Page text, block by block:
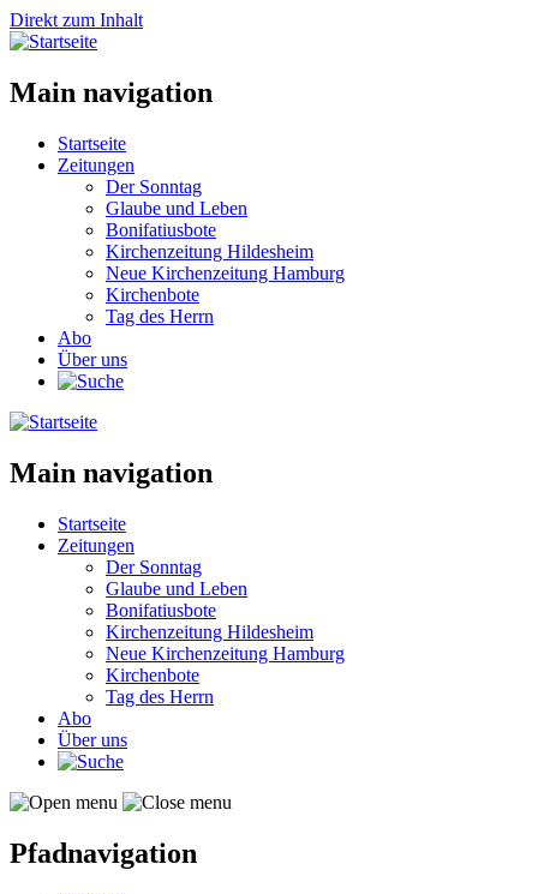
Direkt zum Inhalt
Main navigation
Startseite
Zeitungen
Der Sonntag
Glaube und Leben
Bonifatiusbote
Kirchenzeitung Hildesheim
Neue Kirchenzeitung Hamburg
Kirchenbote
Tag des Herrn
Abo
Über uns
Main navigation
Startseite
Zeitungen
Der Sonntag
Glaube und Leben
Bonifatiusbote
Kirchenzeitung Hildesheim
Neue Kirchenzeitung Hamburg
Kirchenbote
Tag des Herrn
Abo
Über uns
Pfadnavigation